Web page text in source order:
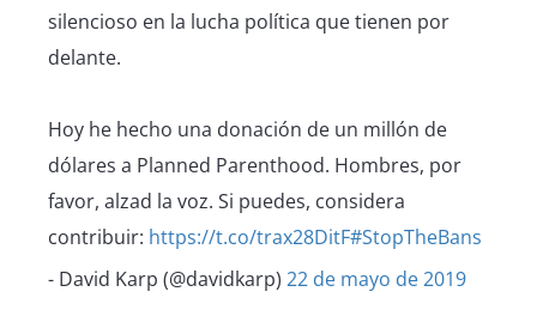
silencioso en la lucha política que tienen por
delante.
Hoy he hecho una donación de un millón de
dólares a Planned Parenthood. Hombres, por
favor, alzad la voz. Si puedes, considera
contribuir: https://t.co/trax28DitF#StopTheBans
- David Karp (@davidkarp) 22 de mayo de 2019